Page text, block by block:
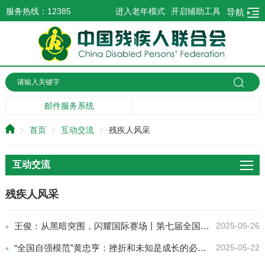
服务热线：12385 导航
开启辅助工具
进入老年模式
邮件服务系统
首页 互动交流 残疾人风采
互动交流
残疾人风采
2025-05-26
王俊：从黑暗突围，闪耀国际赛场丨第七届全国自强模范典型事迹
2025-05-22
“全国自强模范”黄忠亨：挫折和未知是成长的必经之路